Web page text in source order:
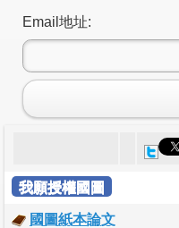
Email地址:
我願授權國圖
國圖紙本論文